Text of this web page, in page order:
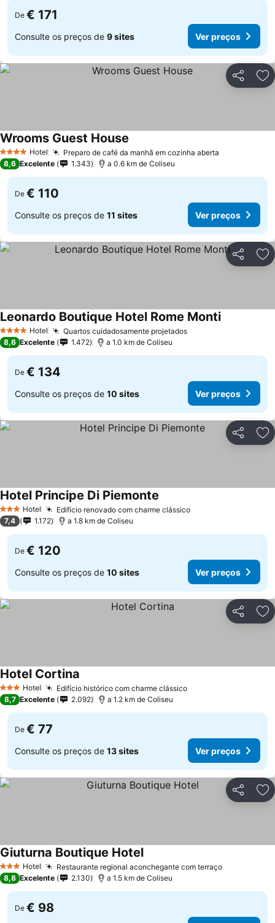
De € 171
Consulte os preços de 9 sites Ver preços
Partilhar
4 EstrelasHotel Preparo de café da manhã em cozinha aberta
Wrooms Guest House
8,6 Excelente 1.343 a 0.6 km de Coliseu
De € 110
Consulte os preços de 11 sites Ver preços
Partilhar
4 EstrelasHotel Quartos cuidadosamente projetados
Leonardo Boutique Hotel Rome Monti
8,6 Excelente 1.472 a 1.0 km de Coliseu
De € 134
Consulte os preços de 10 sites Ver preços
Partilhar
3 EstrelasHotel Edifício renovado com charme clássico
Hotel Principe Di Piemonte
7,4 1.172 a 1.8 km de Coliseu
De € 120
Consulte os preços de 10 sites Ver preços
Partilhar
3 EstrelasHotel Edifício histórico com charme clássico
Hotel Cortina
8,7 Excelente 2.092 a 1.2 km de Coliseu
De € 77
Consulte os preços de 13 sites Ver preços
Partilhar
3 EstrelasHotel Restaurante regional aconchegante com terraço
Giuturna Boutique Hotel
8,8 Excelente 2.130 a 1.5 km de Coliseu
De € 98